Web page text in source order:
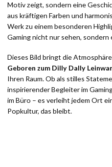
Motiv zeigt, sondern eine
aus kräftigen Farben und
Werk zu einem besonderen
Gaming nicht nur sehen,
Dieses Bild bringt die
Geboren zum Dilly Dally
Ihren Raum. Ob als stilles
inspirierender Begleiter im
im Büro – es verleiht jedem Ort
Popkultur, das bleibt.